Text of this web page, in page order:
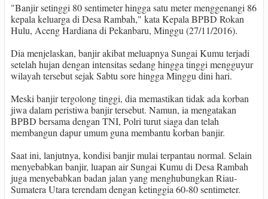
"Banjir setinggi 80 sentimeter hingga satu meter menggenangi 86
kepala keluarga di Desa Rambah," kata Kepala BPBD Rokan
Hulu, Aceng Hardiana di Pekanbaru, Minggu (27/11/2016).
Dia menjelaskan, banjir akibat meluapnya Sungai Kumu terjadi
setelah hujan dengan intensitas sedang hingga tinggi mengguyur
wilayah tersebut sejak Sabtu sore hingga Minggu dini hari.
Meski banjir tergolong tinggi, dia memastikan tidak ada korban
jiwa dalam peristiwa banjir tersebut. Namun, ia mengatakan
BPBD bersama dengan TNI, Polri turut siaga dan telah
membangun dapur umum guna membantu korban banjir.
Saat ini, lanjutnya, kondisi banjir mulai terpantau normal. Selain
menyebabkan banjir, luapan air Sungai Kumu di Desa Rambah
juga menyebabkan badan jalan yang menghubungkan Riau-
Sumatera Utara terendam dengan ketinggia 60-80 sentimeter.